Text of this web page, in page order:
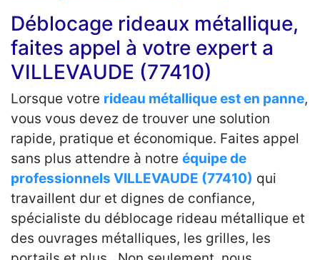
Déblocage rideaux métallique,
faites appel à votre expert a
VILLEVAUDE (77410)
Lorsque votre rideau métallique est en panne,
vous vous devez de trouver une solution
rapide, pratique et économique. Faites appel
sans plus attendre à notre équipe de
professionnels VILLEVAUDE (77410) qui
travaillent dur et dignes de confiance,
spécialiste du déblocage rideau métallique et
des ouvrages métalliques, les grilles, les